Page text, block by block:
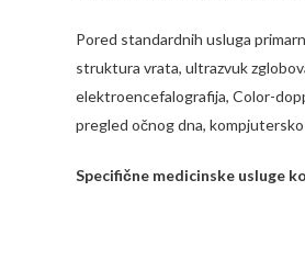
Pored standardnih usluga
struktura vrata, ultrazvuk
elektroencefalografija, Color-
pregled očnog dna,
Specifične medicinske usluge